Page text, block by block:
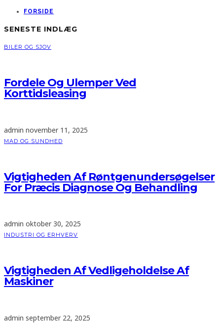
FORSIDE
SENESTE INDLÆG
BILER OG SJOV
Fordele Og Ulemper Ved
Korttidsleasing
admin november 11, 2025
MAD OG SUNDHED
Vigtigheden Af Røntgenundersøgelser
For Præcis Diagnose Og Behandling
admin oktober 30, 2025
INDUSTRI OG ERHVERV
Vigtigheden Af Vedligeholdelse Af
Maskiner
admin september 22, 2025